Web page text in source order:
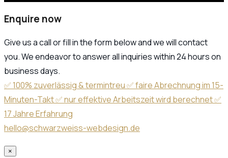
Enquire now
Give us a call or fill in the form below and we will contact
you. We endeavor to answer all inquiries within 24 hours on
business days.
✅ 100% zuverlässig & termintreu ✅ faire Abrechnung im 15-
Minuten-Takt ✅ nur effektive Arbeitszeit wird berechnet ✅
17 Jahre Erfahrung
hello@schwarzweiss-webdesign.de
×